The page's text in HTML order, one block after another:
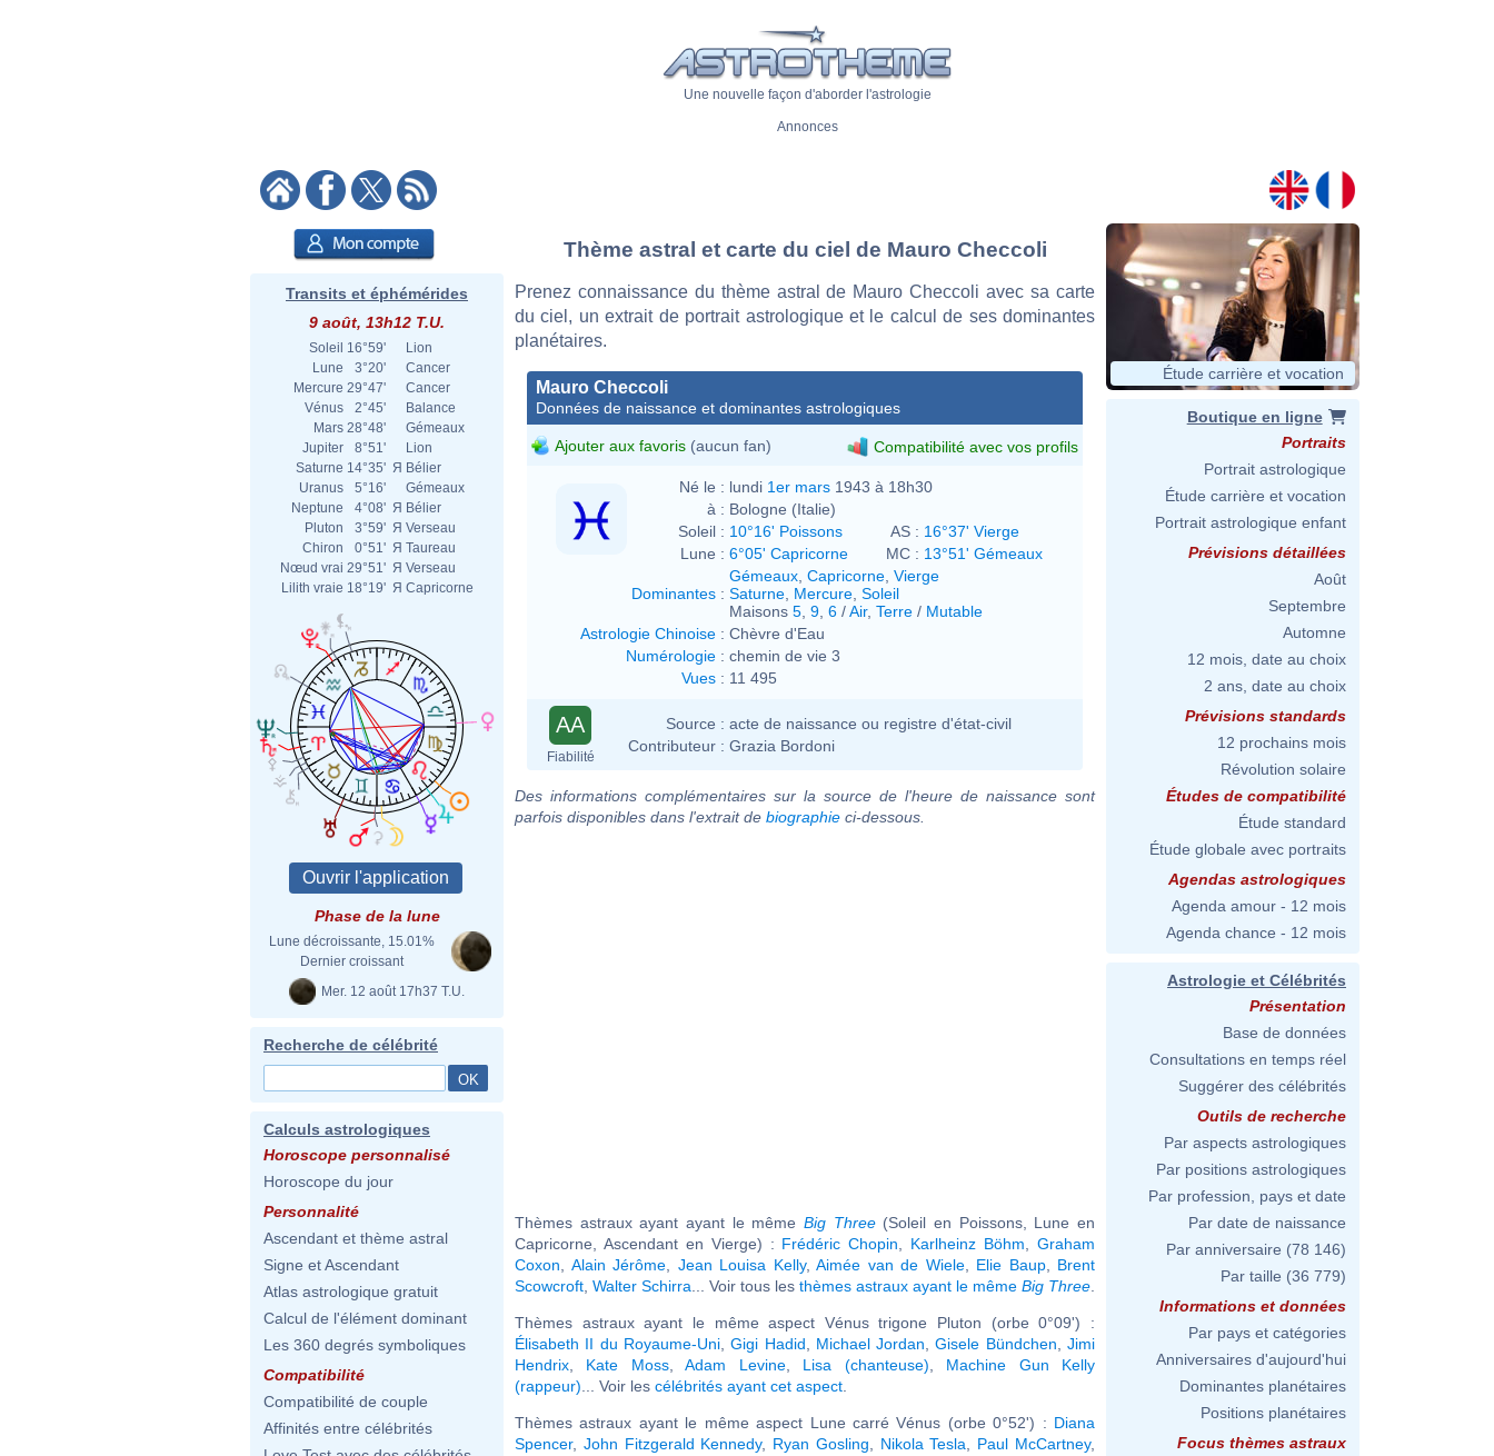
Une nouvelle façon d'aborder l'astrologie
Annonces
Transits et éphémérides
9 août, 13h12 T.U.
Soleil 16°59'
Lion
Lune
3°20'
Cancer
Mercure 29°47'
Cancer
Vénus
2°45'
Balance
Mars 28°48'
Gémeaux
Jupiter
8°51'
Lion
Saturne 14°35' Я Bélier
Uranus
5°16'
Gémeaux
Neptune
4°08' Я Bélier
Pluton
3°59' Я Verseau
Chiron
0°51' Я Taureau
Nœud vrai 29°51' Я Verseau
Lilith vraie 18°19' Я Capricorne
Phase de la lune
Lune décroissante, 15.01%
Dernier croissant
Mer. 12 août 17h37 T.U.
Recherche de célébrité
Calculs astrologiques
Horoscope personnalisé
Horoscope du jour
Personnalité
Ascendant et thème astral
Signe et Ascendant
Atlas astrologique gratuit
Calcul de l'élément dominant
Les 360 degrés symboliques
Compatibilité
Compatibilité de couple
Affinités entre célébrités
Thème astral et carte du ciel de Mauro Checcoli
Prenez connaissance du thème astral de Mauro Checcoli avec sa carte
du ciel, un extrait de portrait astrologique et le calcul de ses dominantes
planétaires.
Mauro Checcoli
Données de naissance et dominantes astrologiques
Ajouter aux favoris (aucun fan) Compatibilité avec vos profils
Né le : lundi 1er mars 1943 à 18h30
à : Bologne (Italie)
Soleil : 10°16' Poissons AS : 16°37' Vierge
Lune : 6°05' Capricorne MC : 13°51' Gémeaux
Dominantes :
Gémeaux Capricorne Vierge
Saturne Mercure Soleil
Maisons 5 9 6 /Air, Terre / Mutable
Astrologie Chinoise : Chèvre d'Eau
Numérologie : chemin de vie 3
Vues : 11 495
AA
Fiabilité
Source : acte de naissance ou registre d'état-civil
Contributeur : Grazia Bordoni
Des informations complémentaires sur la source de l'heure de naissance sont
parfois disponibles dans l'extrait de biographie ci-dessous.
Thèmes astraux ayant ayant le même Big Three(Soleil en Poissons, Lune en
Capricorne, Ascendant en Vierge) : Frédéric Chopin Karlheinz Böhm ,Graham
Coxon
Alain Jérôme Jean Louisa Kelly, Aimée van de Wiele, Elie Baup, Brent
Scowcroft Walter Schirra ... Voir tous les thèmes astraux ayant le même Big Three
Thèmes astraux ayant le même aspect Vénus trigone Pluton (orbe 0°09') :
Élisabeth II du Royaume-Uni,Gigi Hadid Michael Jordan ,Gisele Bündchen ,Jimi
Hendrix
Kate Moss,Adam Levine, Lisa (chanteuse)
Machine Gun Kelly
(rappeur) ... Voir les célébrités ayant cet aspect
Thèmes astraux ayant le même aspect Lune carré Vénus (orbe 0°52') : Diana
Spencer, John Fitzgerald Kennedy, Ryan Gosling Nikola Tesla Paul McCartney,
Étude carrière et vocation
Boutique en ligne
Portraits
Portrait astrologique
Étude carrière et vocation
Portrait astrologique enfant
Prévisions détaillées
Août
Septembre
Automne
12 mois, date au choix
2 ans, date au choix
Prévisions standards
12 prochains mois
Révolution solaire
Études de compatibilité
Étude standard
Étude globale avec portraits
Agendas astrologiques
Agenda amour - 12 mois
Agenda chance - 12 mois
Astrologie et Célébrités
Présentation
Base de données
Consultations en temps réel
Suggérer des célébrités
Outils de recherche
Par aspects astrologiques
Par positions astrologiques
Par profession, pays et date
Par date de naissance
Par anniversaire (78 146)
Par taille (36 779)
Informations et données
Par pays et catégories
Anniversaires d'aujourd'hui
Dominantes planétaires
Positions planétaires
Focus thèmes astraux